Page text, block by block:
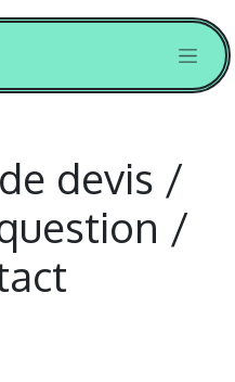
devis /
/